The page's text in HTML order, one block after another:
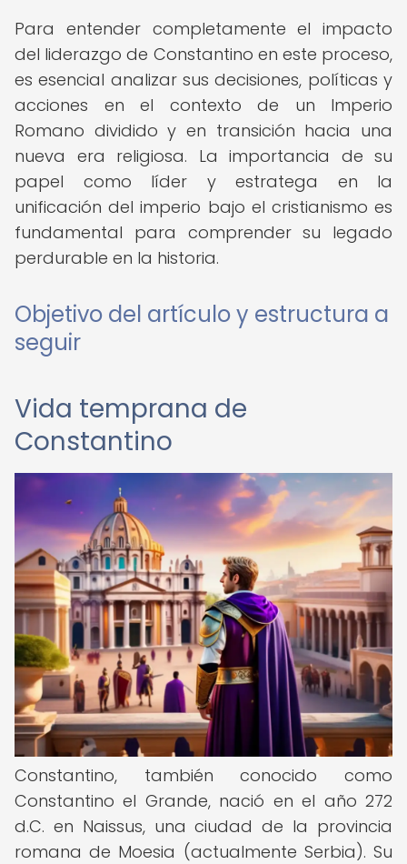
Para entender completamente el impacto
del liderazgo de Constantino en este proceso,
es esencial analizar sus decisiones, políticas y
acciones en el contexto de un Imperio
Romano dividido y en transición hacia una
nueva era religiosa. La importancia de su
papel como líder y estratega en la
unificación del imperio bajo el cristianismo es
fundamental para comprender su legado
perdurable en la historia.
Objetivo del artículo y estructura a
seguir
Vida temprana de
Constantino
Constantino, también conocido como
Constantino el Grande, nació en el año 272
d.C. en Naissus, una ciudad de la provincia
romana de Moesia (actualmente Serbia). Su